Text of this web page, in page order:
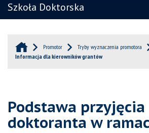
Szkoła Doktorska
Promotor
Tryby wyznaczenia promotora
Informacja dla kierowników grantów
Podstawa przyjęcia
doktoranta w